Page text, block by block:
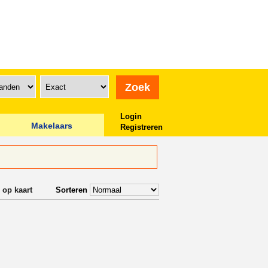
Makelaars
Login
Registreren
Sorteren
op kaart